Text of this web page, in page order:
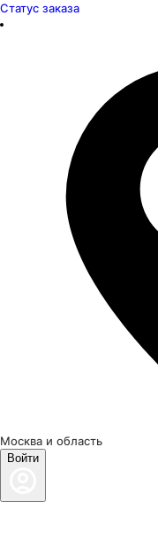
Статус заказа
Москва и область
Войти